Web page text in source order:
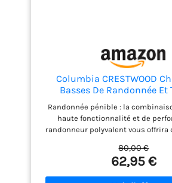
Columbia CRESTWOOD
Basses De Randonnée Et
Homme, Noir (Shark x
EU
Randonnée pénible : la
haute fonctionnalité et de
randonneur polyvalent vous offrira
80,00 €
62,95 €